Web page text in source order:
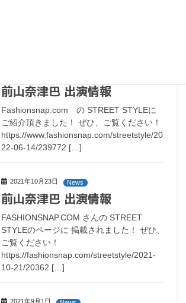
前山奈津巴 出演情報
Fashionsnap.com の STREET STYLEに
ご紹介頂きました！ ぜひ、ご覧ください！
https://www.fashionsnap.com/streetstyle/20
22-06-14/239772 […]
2021年10月23日 News
前山奈津巴 出演情報
FASHIONSNAP.COM さんの STREET
STYLEのページに 掲載されました！ ぜひ、
ご覧ください！
https://fashionsnap.com/streetstyle/2021-
10-21/20362 […]
2021年9月1日